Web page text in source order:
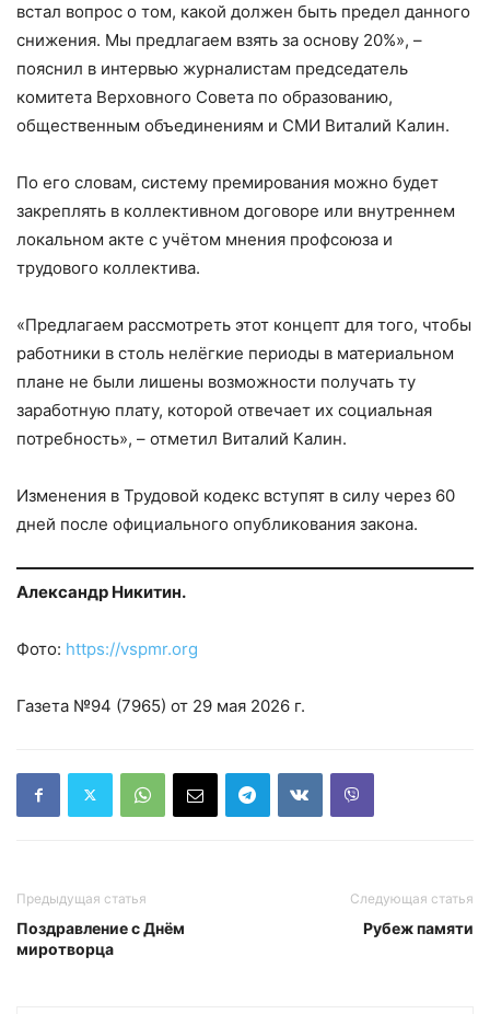
встал вопрос о том, какой должен быть предел данного
снижения. Мы предлагаем взять за основу 20%», –
пояснил в интервью журналистам председатель
комитета Верховного Совета по образованию,
общественным объединениям и СМИ Виталий Калин.
По его словам, систему премирования можно будет
закреплять в коллективном договоре или внутреннем
локальном акте с учётом мнения профсоюза и
трудового коллектива.
«Предлагаем рассмотреть этот концепт для того, чтобы
работники в столь нелёгкие периоды в материальном
плане не были лишены возможности получать ту
заработную плату, которой отвечает их социальная
потребность», – отметил Виталий Калин.
Изменения в Трудовой кодекс вступят в силу через 60
дней после официального опубликования закона.
Александр Никитин.
Фото: https://vspmr.org
Газета №94 (7965) от 29 мая 2026 г.
Предыдущая статья
Поздравление с Днём
миротворца
Следующая статья
Рубеж памяти